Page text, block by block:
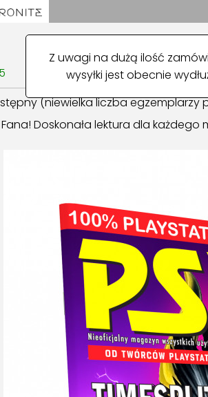
Z uwagi na dużą ilość
wysyłki jest obecnie
PSX
(niewielka liczba
Fana! Doskonała lektura dla